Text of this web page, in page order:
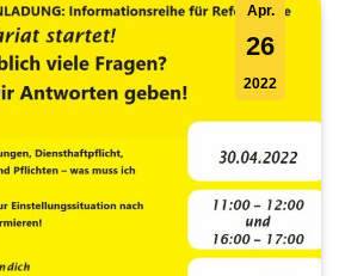
Apr.
26
2022